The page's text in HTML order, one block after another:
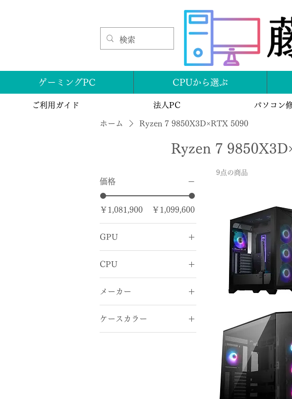
ゲーミングPC CPUから選ぶ
ご利用ガイド 法人PC パソコン
ホーム Ryzen 7 9850X3D×RTX 5090
Ryzen 7
価格
￥1,081,900 ￥1,099,600
GPU
CPU
メーカー
MSI
ケースカラー
9点の商品